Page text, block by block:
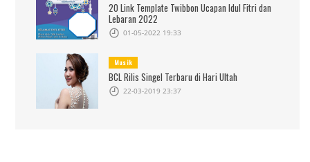
20 Link Template Twibbon Ucapan Idul Fitri dan
Lebaran 2022
01-05-2022 19:33
Musik
BCL Rilis Singel Terbaru di Hari Ultah
22-03-2019 23:37